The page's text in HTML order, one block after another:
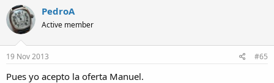
PedroA
Active member
19 Nov 2013 #65
Pues yo acepto la oferta Manuel.